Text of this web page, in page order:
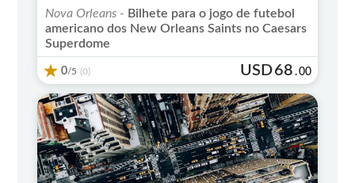
Nova Orleans - Bilhete para o jogo de futebol
americano dos New Orleans Saints no Caesars
Superdome
0/5 (0) USD68 .00